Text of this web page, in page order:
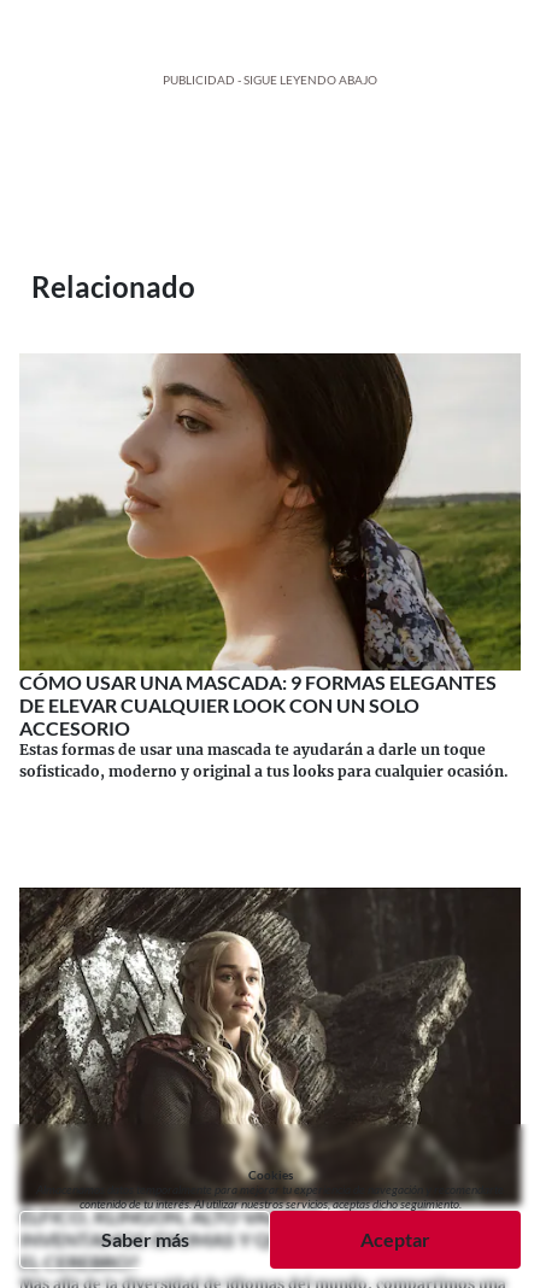
PUBLICIDAD - SIGUE LEYENDO ABAJO
Relacionado
CÓMO USAR UNA MASCADA: 9 FORMAS ELEGANTES
DE ELEVAR CUALQUIER LOOK CON UN SOLO
ACCESORIO
Estas formas de usar una mascada te ayudarán a darle un toque
sofisticado, moderno y original a tus looks para cualquier ocasión.
ÉLFICO, KLINGON, ALTO VALYRIO...¿POR QUÉ
INVENTAMOS IDIOMAS Y QUÉ NOS ENSEÑAN SOBRE
EL CEREBRO?
Más allá de la diversidad de idiomas del mundo, compartimos una
Cookies
Almacenamos datos temporalmente para mejorar tu experiencia de navegación y recomendarte
contenido de tu interés. Al utilizar nuestros servicios, aceptas dicho seguimiento.
Saber más Aceptar